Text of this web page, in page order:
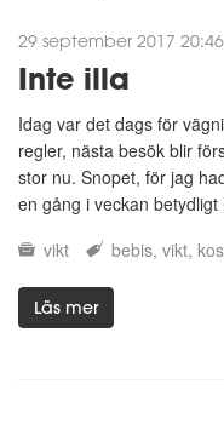
29 september 2017 20:46
Inte illa
Idag var det dags för
regler, nästa besök blir
stor nu. Snopet, för jag
en gång i veckan
vikt
bebis vikt
Läs mer